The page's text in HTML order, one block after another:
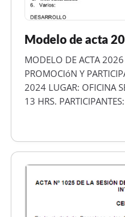
Modelo de acta
MODELO DE ACTA
PROMOCIóN Y
2024 LUGAR: OFICINA
13 HRS.
EQUIPO 1 : AS.
AS. SUSANA COLARTE